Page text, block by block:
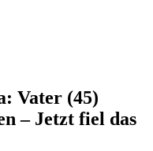
Vater (45)
– Jetzt fiel das